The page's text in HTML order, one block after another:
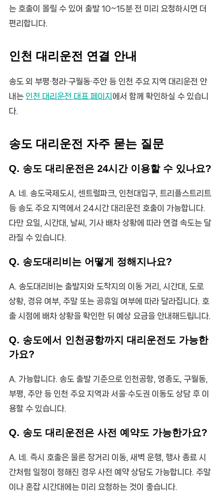
는 호출이 몰릴 수 있어 출발 10~15분 전 미리 요청하시면 더
편리합니다.
인천 대리운전 연결 안내
송도 외 부평·청라·구월동·주안 등 인천 주요 지역 대리운전 안
내는 인천 대리운전 대표 페이지 에서 함께 확인하실 수 있습니
다.
송도 대리운전 자주 묻는 질문
Q. 송도 대리운전은 24시간 이용할 수 있나요?
A. 네. 송도국제도시, 센트럴파크, 인천대입구, 트리플스트리트
등 송도 주요 지역에서 24시간 대리운전 호출이 가능합니다.
다만 요일, 시간대, 날씨, 기사 배차 상황에 따라 연결 속도는 달
라질 수 있습니다.
Q. 송도대리비는 어떻게 정해지나요?
A. 송도대리비는 출발지와 도착지의 이동 거리, 시간대, 도로
상황, 경유 여부, 주말 또는 공휴일 여부에 따라 달라집니다. 호
출 시점에 배차 상황을 확인한 뒤 예상 요금을 안내해드립니다.
Q. 송도에서 인천공항까지 대리운전도 가능한
가요?
A. 가능합니다. 송도 출발 기준으로 인천공항, 영종도, 구월동,
부평, 주안 등 인천 주요 지역과 서울·수도권 이동도 상담 후 이
용할 수 있습니다.
Q. 송도 대리운전은 사전 예약도 가능한가요?
A. 네. 즉시 호출은 물론 장거리 이동, 새벽 운행, 행사 종료 시
간처럼 일정이 정해진 경우 사전 예약 상담도 가능합니다. 주말
이나 혼잡 시간대에는 미리 요청하는 것이 좋습니다.